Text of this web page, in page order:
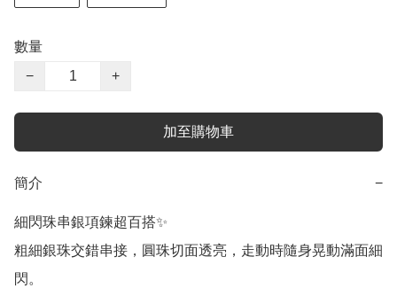
數量
−
+
加至購物車
簡介 −
細閃珠串銀項鍊超百搭✨
粗細銀珠交錯串接，圓珠切面透亮，走動時隨身晃動滿面細
閃。